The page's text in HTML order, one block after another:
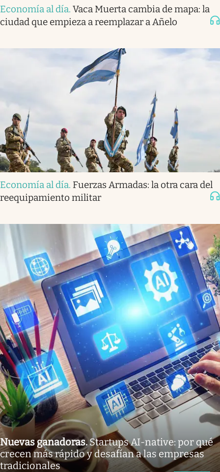
Economía al día. Vaca Muerta cambia de mapa: la
ciudad que empieza a reemplazar a Añelo
Economía al día. Fuerzas Armadas: la otra cara del
reequipamiento militar
Nuevas ganadoras.Startups AI-native: por qué
crecen más rápido y desafían a las empresas
tradicionales